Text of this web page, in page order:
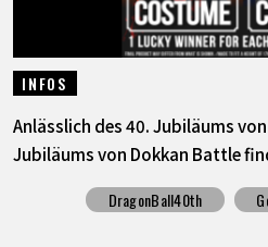
INFOS
Anlässlich des 40. Jubiläums
Jubiläums von Dokkan Battle
DragonBall40th